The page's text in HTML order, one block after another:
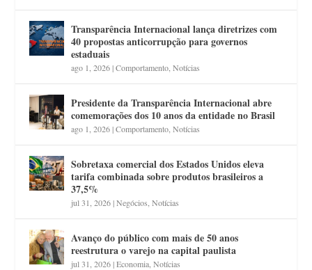
Transparência Internacional lança diretrizes com
40 propostas anticorrupção para governos
estaduais
ago 1, 2026|Comportamento ,Notícias
Presidente da Transparência Internacional abre
comemorações dos 10 anos da entidade no Brasil
ago 1, 2026|Comportamento ,Notícias
Sobretaxa comercial dos Estados Unidos eleva
tarifa combinada sobre produtos brasileiros a
37,5%
jul 31, 2026|Negócios ,Notícias
Avanço do público com mais de 50 anos
reestrutura o varejo na capital paulista
jul 31, 2026|Economia ,Notícias